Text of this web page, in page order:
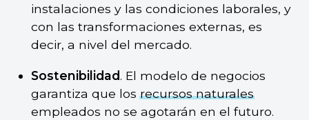
instalaciones y las condiciones laborales, y
con las transformaciones externas, es
decir, a nivel del mercado.
Sostenibilidad. El modelo de negocios
garantiza que losrecursos naturales
empleados no se agotarán en el futuro.